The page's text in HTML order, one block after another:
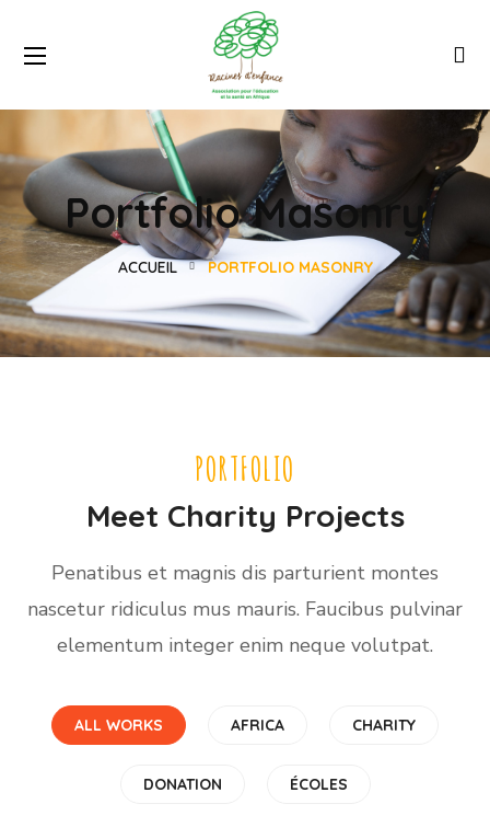
Portfolio Masonry
ACCUEIL PORTFOLIO MASONRY
PORTFOLIO
Meet Charity Projects
Penatibus et magnis dis parturient montes
nascetur ridiculus mus mauris. Faucibus pulvinar
elementum integer enim neque volutpat.
ALL WORKS AFRICA CHARITY
DONATION ÉCOLES